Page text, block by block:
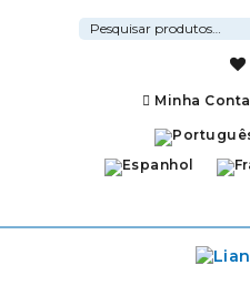
Pesquisar
por:
Minha Conta